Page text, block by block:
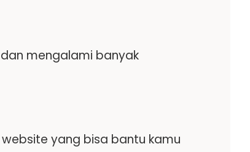
mengalami banyak
yang bisa bantu kamu